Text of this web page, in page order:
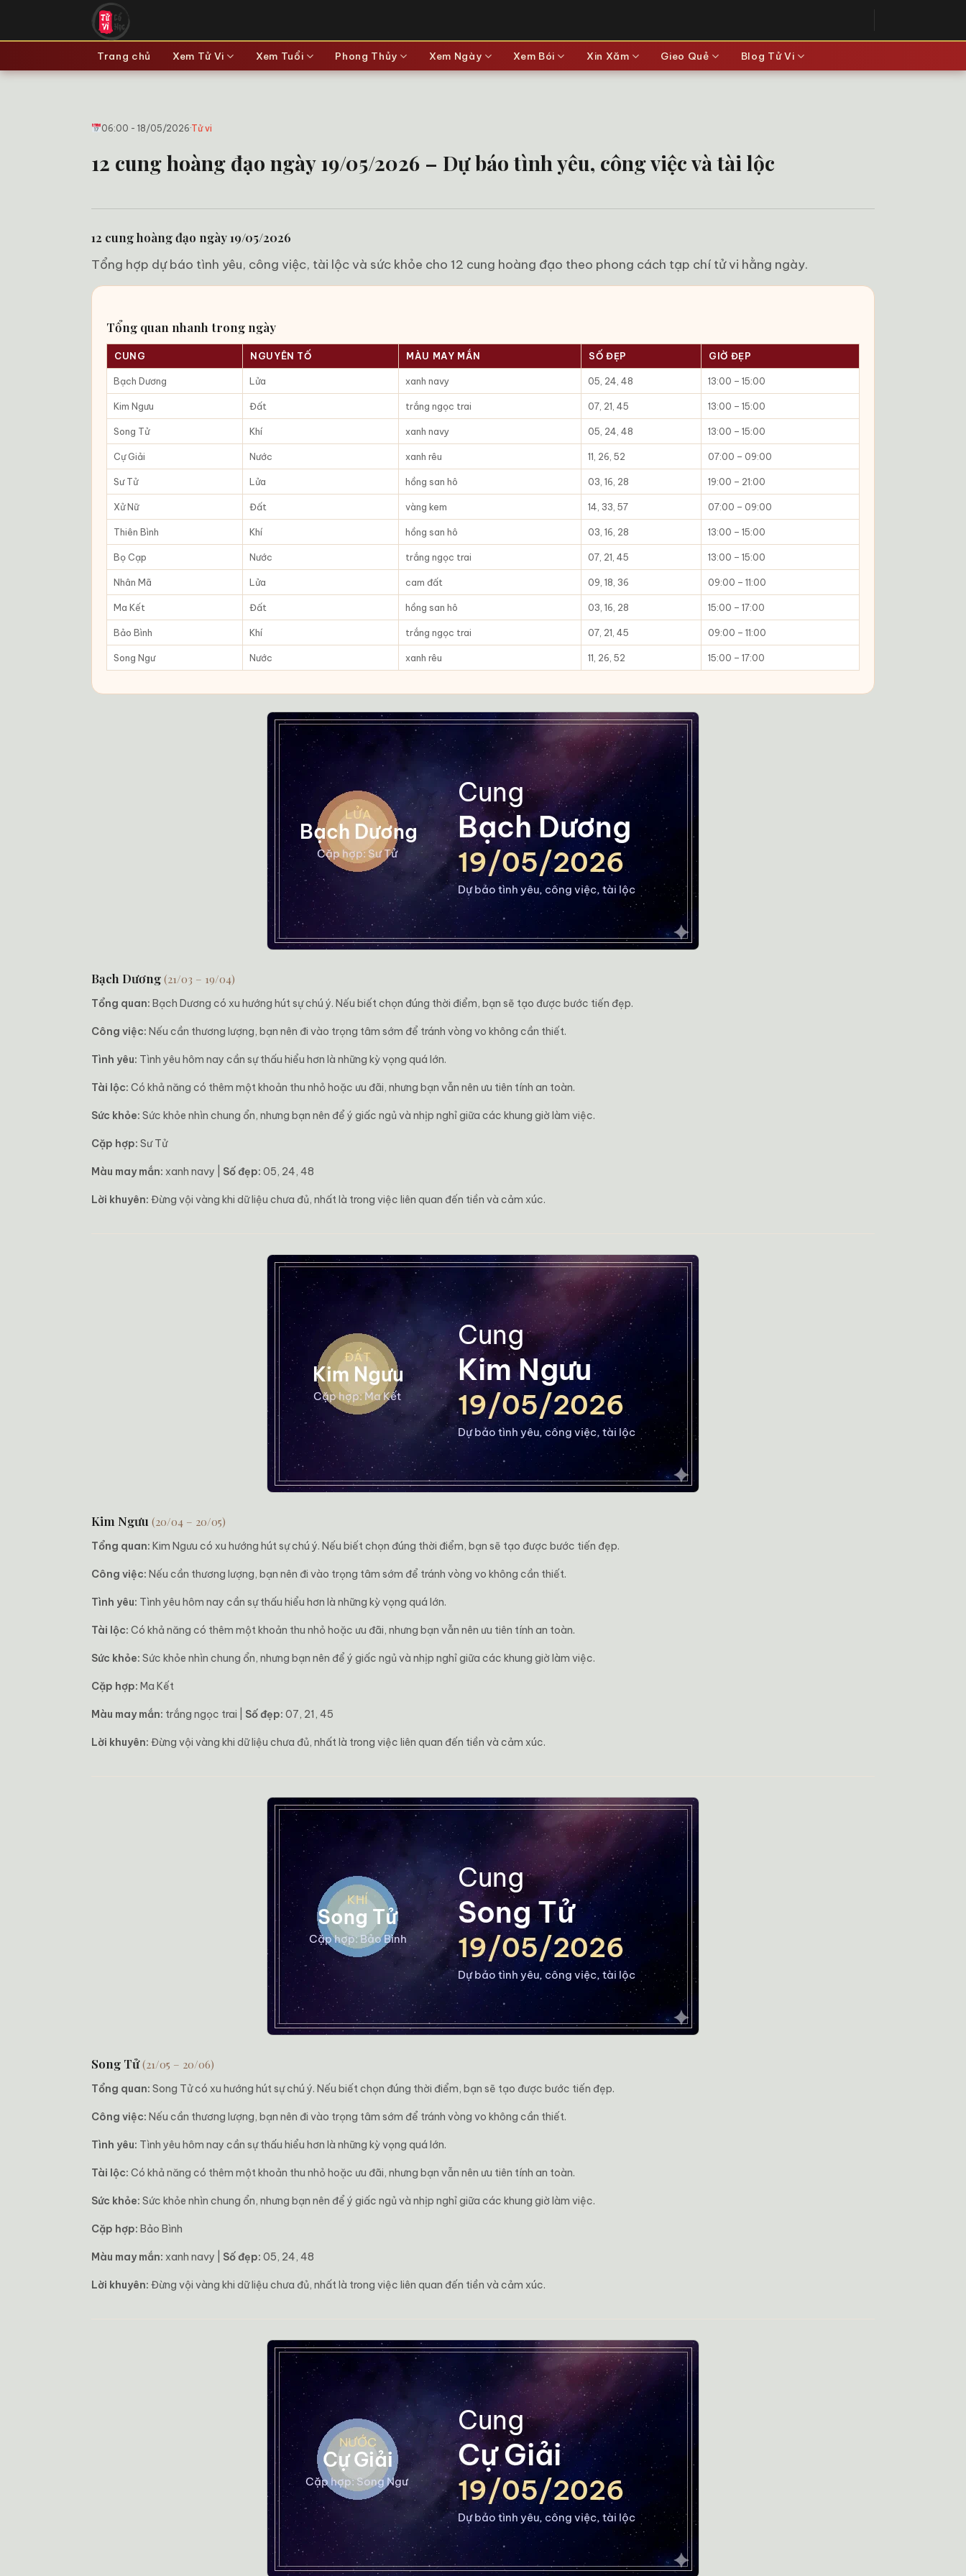
nội
Trang chủ Xem Tử Vi Xem Tuổi Phong Thủy Xem Ngày Xem Bói Xin Xăm Gieo Quẻ Blog Tử Vi
06:00 - 18/05/2026·Tử vi
12 cung hoàng đạo ngày 19/05/2026 – Dự báo tình yêu, công việc và tài lộc
12 cung hoàng đạo ngày 19/05/2026
Tổng hợp dự báo tình yêu, công việc, tài lộc và sức khỏe cho 12 cung hoàng đạo theo phong cách tạp chí tử vi hằng ngày.
Tổng quan nhanh trong ngày
CUNG NGUYÊN TỐ MÀU MAY MẮN SỐ ĐẸP GIỜ ĐẸP
Bạch Dương Lửa xanh navy 05, 24, 48 13:00 – 15:00
Kim Ngưu Đất trắng ngọc trai 07, 21, 45 13:00 – 15:00
Song Tử Khí xanh navy 05, 24, 48 13:00 – 15:00
Cự Giải Nước xanh rêu 11, 26, 52 07:00 – 09:00
Sư Tử Lửa hồng san hô 03, 16, 28 19:00 – 21:00
Xử Nữ Đất vàng kem 14, 33, 57 07:00 – 09:00
Thiên Bình Khí hồng san hô 03, 16, 28 13:00 – 15:00
Bọ Cạp Nước trắng ngọc trai 07, 21, 45 13:00 – 15:00
Nhân Mã Lửa cam đất 09, 18, 36 09:00 – 11:00
Ma Kết Đất hồng san hô 03, 16, 28 15:00 – 17:00
Bảo Bình Khí trắng ngọc trai 07, 21, 45 09:00 – 11:00
Song Ngư Nước xanh rêu 11, 26, 52 15:00 – 17:00
Bạch Dương (21/03 – 19/04)
Tổng quan: Bạch Dương có xu hướng hút sự chú ý. Nếu biết chọn đúng thời điểm, bạn sẽ tạo được bước tiến đẹp.
Công việc: Nếu cần thương lượng, bạn nên đi vào trọng tâm sớm để tránh vòng vo không cần thiết.
Tình yêu: Tình yêu hôm nay cần sự thấu hiểu hơn là những kỳ vọng quá lớn.
Tài lộc: Có khả năng có thêm một khoản thu nhỏ hoặc ưu đãi, nhưng bạn vẫn nên ưu tiên tính an toàn.
Sức khỏe: Sức khỏe nhìn chung ổn, nhưng bạn nên để ý giấc ngủ và nhịp nghỉ giữa các khung giờ làm việc.
Cặp hợp: Sư Tử
Màu may mắn: xanh navy | Số đẹp: 05, 24, 48
Lời khuyên: Đừng vội vàng khi dữ liệu chưa đủ, nhất là trong việc liên quan đến tiền và cảm xúc.
Kim Ngưu (20/04 – 20/05)
Tổng quan: Kim Ngưu có xu hướng hút sự chú ý. Nếu biết chọn đúng thời điểm, bạn sẽ tạo được bước tiến đẹp.
Công việc: Nếu cần thương lượng, bạn nên đi vào trọng tâm sớm để tránh vòng vo không cần thiết.
Tình yêu: Tình yêu hôm nay cần sự thấu hiểu hơn là những kỳ vọng quá lớn.
Tài lộc: Có khả năng có thêm một khoản thu nhỏ hoặc ưu đãi, nhưng bạn vẫn nên ưu tiên tính an toàn.
Sức khỏe: Sức khỏe nhìn chung ổn, nhưng bạn nên để ý giấc ngủ và nhịp nghỉ giữa các khung giờ làm việc.
Cặp hợp: Ma Kết
Màu may mắn: trắng ngọc trai | Số đẹp: 07, 21, 45
Lời khuyên: Đừng vội vàng khi dữ liệu chưa đủ, nhất là trong việc liên quan đến tiền và cảm xúc.
Song Tử(21/05 – 20/06)
Tổng quan: Song Tử có xu hướng hút sự chú ý. Nếu biết chọn đúng thời điểm, bạn sẽ tạo được bước tiến đẹp.
Công việc: Nếu cần thương lượng, bạn nên đi vào trọng tâm sớm để tránh vòng vo không cần thiết.
Tình yêu: Tình yêu hôm nay cần sự thấu hiểu hơn là những kỳ vọng quá lớn.
Tài lộc: Có khả năng có thêm một khoản thu nhỏ hoặc ưu đãi, nhưng bạn vẫn nên ưu tiên tính an toàn.
Sức khỏe: Sức khỏe nhìn chung ổn, nhưng bạn nên để ý giấc ngủ và nhịp nghỉ giữa các khung giờ làm việc.
Cặp hợp: Bảo Bình
Màu may mắn: xanh navy | Số đẹp: 05, 24, 48
Lời khuyên: Đừng vội vàng khi dữ liệu chưa đủ, nhất là trong việc liên quan đến tiền và cảm xúc.